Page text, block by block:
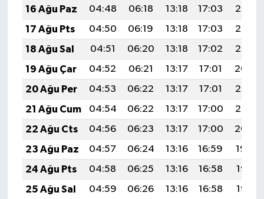
16 Ağu Paz
04:48 06:18 13:18 17:03
20:08
17 Ağu Pts
04:50 06:19 13:18 17:03
20:07
18 Ağu Sal
04:51 06:20 13:18 17:02
20:06
19 Ağu Çar
04:52 06:21 13:17 17:01
20:04
20 Ağu Per
04:53 06:22 13:17 17:01
20:03
21 Ağu Cum
04:54 06:22 13:17 17:00
20:02
22 Ağu Cts
04:56 06:23 13:17 17:00
20:00
23 Ağu Paz
04:57 06:24 13:16 16:59
19:59
24 Ağu Pts
04:58 06:25 13:16 16:58
19:57
25 Ağu Sal
04:59 06:26 13:16 16:58 19:56